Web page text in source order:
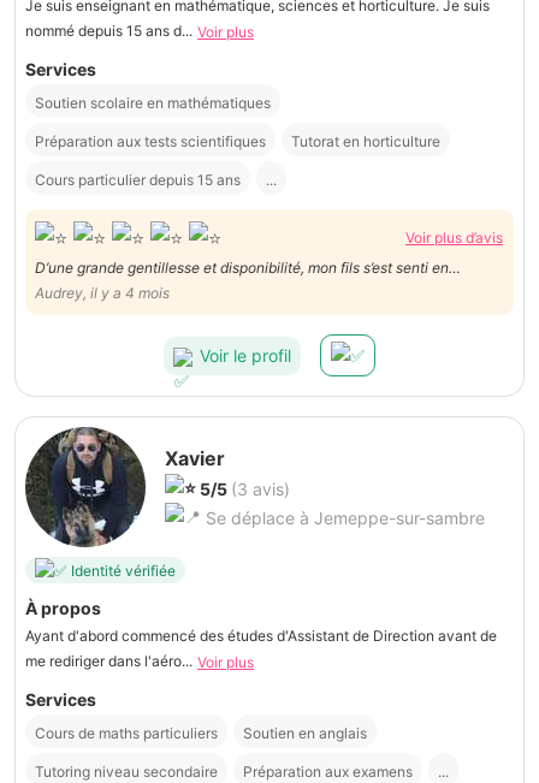
Je suis enseignant en mathématique, sciences et horticulture. Je suis
nommé depuis 15 ans d... Voir plus
Services
Soutien scolaire en mathématiques
Préparation aux tests scientifiques Tutorat en horticulture
Cours particulier depuis 15 ans ...
Voir plus d’avis
D’une grande gentillesse et disponibilité, mon fils s’est senti en
confiance et a bien mieux compris sa matière.mille mercis.
Audrey, il y a 4 mois
Voir le profil
Xavier
5/5 (3 avis)
Se déplace à Jemeppe-sur-sambre
Identité vérifiée
À propos
Ayant d'abord commencé des études d'Assistant de Direction avant de
me rediriger dans l'aéro... Voir plus
Services
Cours de maths particuliers Soutien en anglais
Tutoring niveau secondaire Préparation aux examens ...